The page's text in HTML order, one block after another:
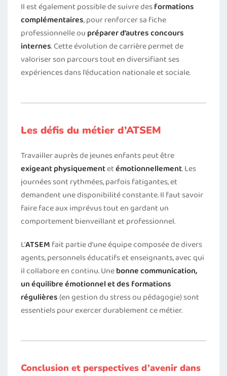
Il est également possible de suivre desformations
complémentaires, pour renforcer sa fiche
professionnelle ou préparer d’autres concours
internes. Cette évolution de carrière permet de
valoriser son parcours tout en diversifiant ses
expériences dans l’éducation nationale et sociale.
Les défis du métier d’ATSEM
Travailler auprès de jeunes enfants peut être
exigeant physiquementetémotionnellement. Les
journées sont rythmées, parfois fatigantes, et
demandent une disponibilité constante. Il faut savoir
faire face aux imprévus tout en gardant un
comportement bienveillant et professionnel.
L’ATSEM fait partie d’une équipe composée de divers
agents, personnels éducatifs et enseignants, avec qui
il collabore en continu. Unebonne communication,
un équilibre émotionnel et des formations
régulières (en gestion du stress ou pédagogie) sont
essentiels pour exercer durablement ce métier.
Conclusion et perspectives d’avenir dans